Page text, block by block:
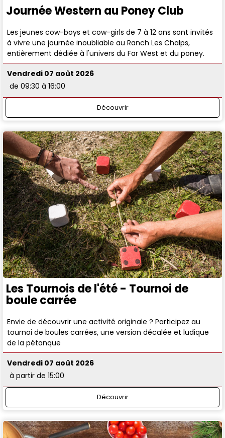
Journée Western au Poney Club
Les jeunes cow-boys et cow-girls de 7 à 12 ans sont invités
à vivre une journée inoubliable au Ranch Les Chalps,
entièrement dédiée à l'univers du Far West et du poney.
Vendredi 07 août 2026
de 09:30 à 16:00
Découvrir
Les Tournois de l'été - Tournoi de
boule carrée
Envie de découvrir une activité originale ? Participez au
tournoi de boules carrées, une version décalée et ludique
de la pétanque
Vendredi 07 août 2026
à partir de 15:00
Découvrir